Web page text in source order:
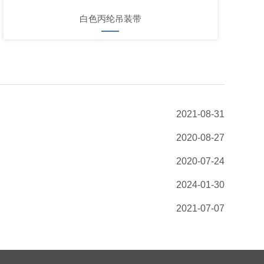
白色丙纶吊装带
2021-08-31
2020-08-27
2020-07-24
2024-01-30
2021-07-07